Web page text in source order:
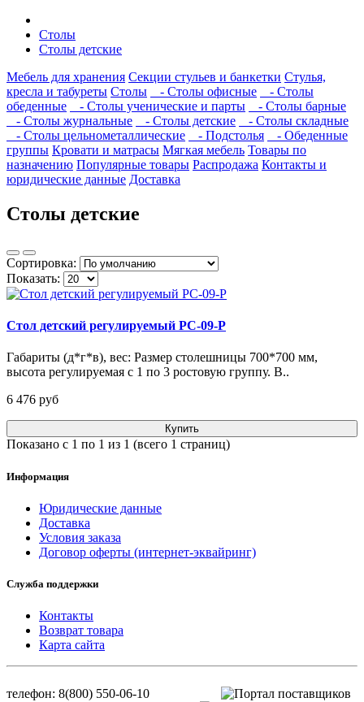
Столы
Столы детские
Мебель для хранения Секции стульев и банкетки Стулья,
кресла и табуреты Столы - Столы офисные
- Столы
обеденные
- Столы ученические и парты
- Столы барные
- Столы журнальные
- Столы детские
- Столы складные
- Столы цельнометаллические
- Подстолья
- Обеденные
группы Кровати и матрасы Мягкая мебель Товары по
назначению Популярные товары Распродажа Контакты и
юридические данные Доставка
Столы детские
Сортировка:
Показать:
Стол детский регулируемый РС-09-Р
Габариты (д*г*в), вес: Размер столешницы 700*700 мм,
высота регулируемая с 1 по 3 ростовую группу. В..
6 476 pуб
Купить
Показано с 1 по 1 из 1 (всего 1 страниц)
Информация
Юридические данные
Доставка
Условия заказа
Договор оферты (интернет-эквайринг)
Служба поддержки
Контакты
Возврат товара
Карта сайта
телефон: 8(800) 550-06-10